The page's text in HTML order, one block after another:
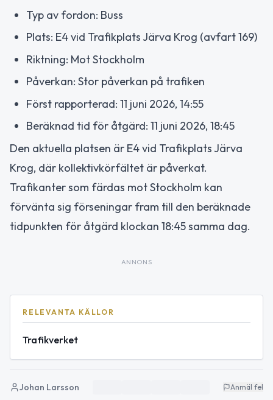
Typ av fordon: Buss
Plats: E4 vid Trafikplats Järva Krog (avfart 169)
Riktning: Mot Stockholm
Påverkan: Stor påverkan på trafiken
Först rapporterad: 11 juni 2026, 14:55
Beräknad tid för åtgärd: 11 juni 2026, 18:45
Den aktuella platsen är E4 vid Trafikplats Järva
Krog, där kollektivkörfältet är påverkat.
Trafikanter som färdas mot Stockholm kan
förvänta sig förseningar fram till den beräknade
tidpunkten för åtgärd klockan 18:45 samma dag.
ANNONS
RELEVANTA KÄLLOR
Trafikverket
Johan Larsson Anmäl fel